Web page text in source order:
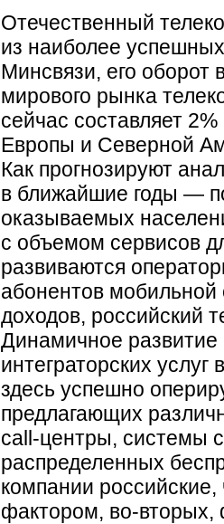
Отечественный
из наиболее
Минсвязи, его оборот
мирового рынка
сейчас составляет
Европы и Северной
Как прогнозируют
в ближайшие годы —
оказываемых
с объемом сервисов
развиваются
абонентов
доходов, российский
Динамичное развитие
интеграторских
здесь успешно
предлагающих
call-центры, системы
распределенных
компании
фактором, во-вторых,